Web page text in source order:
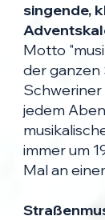
singende,
Motto
der
Schweriner
jedem
immer um
Mal an